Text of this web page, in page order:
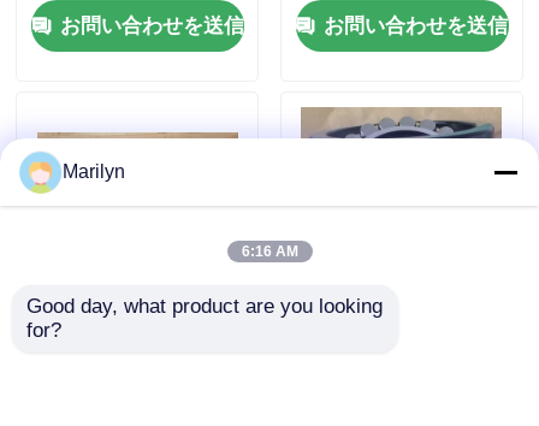
品質管理
ニュース
軸受の先を細くしなさい
お問い合わせを送信
お問い合わせを送信
農業機械のための球形
Marilyn
6:16 AM
Good day, what product are you looking
for?